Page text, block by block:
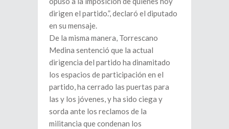
dirigen el partido.”, declaró el diputado
en su mensaje.
De la misma manera, Torrescano
Medina sentenció que la actual
dirigencia del partido ha dinamitado
los espacios de participación en el
partido, ha cerrado las puertas para
las y los jóvenes, y ha sido ciega y
sorda ante los reclamos de la
militancia que condenan los